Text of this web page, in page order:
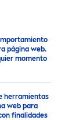
página web.
momento
herramientas
web para
finalidades
necesita